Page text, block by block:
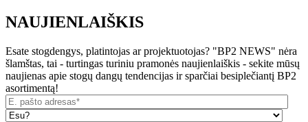
NAUJIENLAIŠKIS
Esate stogdengys, platintojas ar projektuotojas? "BP2 NEWS" nėra
šlamštas, tai - turtingas turiniu pramonės naujienlaiškis - sekite mūsų
naujienas apie stogų dangų tendencijas ir sparčiai besiplečiantį BP2
asortimentą!